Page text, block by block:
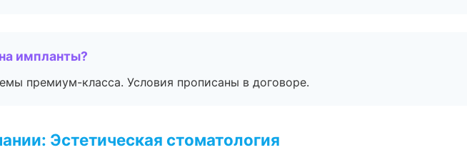
импланты?
премиум-класса. Условия прописаны в договоре.
Эстетическая стоматология